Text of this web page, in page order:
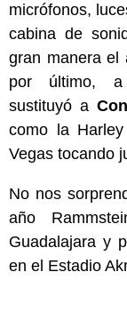
micrófonos,
cabina de
gran manera el
por último,
sustituyó a
como la
Vegas tocando
No nos
año
Guadalajara y
en el Estadio